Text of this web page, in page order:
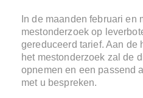
In de maanden februari en
mestonderzoek op
gereduceerd tarief. Aan de
het mestonderzoek zal de
opnemen en een passend
met u bespreken.